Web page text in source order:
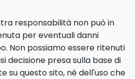
responsabilità non può in
per eventuali danni
Non possiamo essere ritenuti
decisione presa sulla base di
su questo sito, né dell'uso che